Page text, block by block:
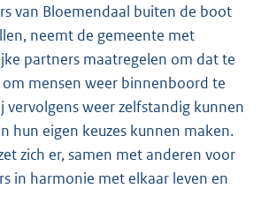
van Bloemendaal buiten de boot
neemt de gemeente met
partners maatregelen om dat te
mensen weer binnenboord te
vervolgens weer zelfstandig kunnen
hun eigen keuzes kunnen maken.
zich er, samen met anderen voor
in harmonie met elkaar leven en